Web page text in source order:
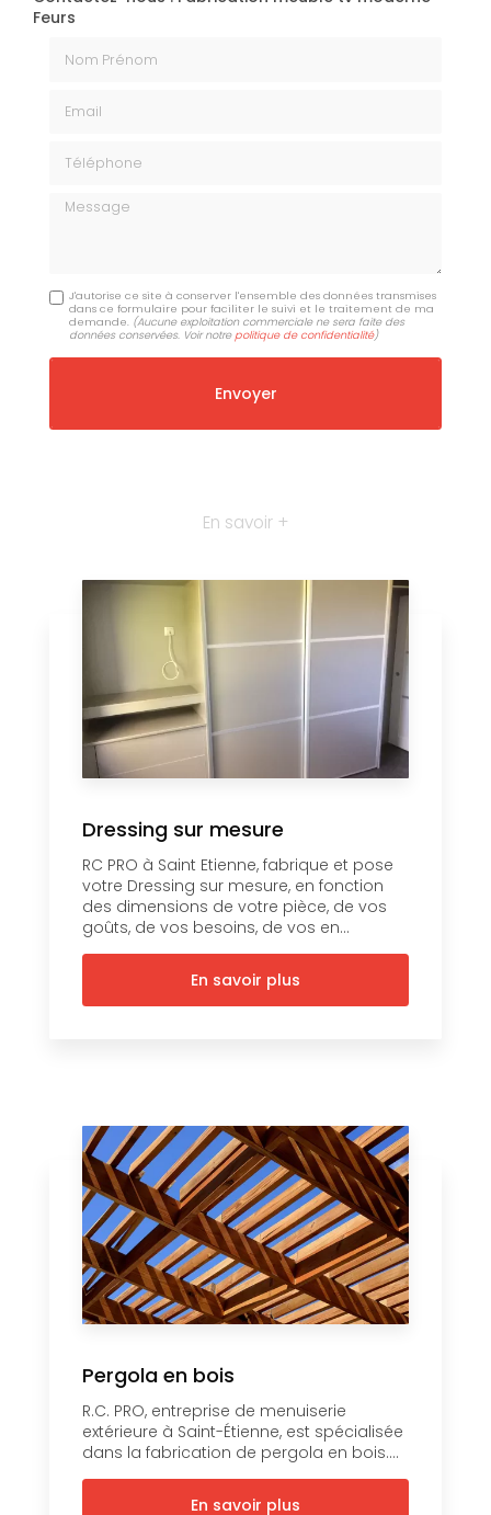
Feurs
Message
J'autorise ce site à conserver l'ensemble des données transmises
dans ce formulaire pour faciliter le suivi et le traitement de ma
demande. (Aucune exploitation commerciale ne sera faite des
données conservées. Voir notre politique de confidentialité)
En savoir +
Dressing sur mesure
RC PRO à Saint Etienne, fabrique et pose
votre Dressing sur mesure, en fonction
des dimensions de votre pièce, de vos
goûts, de vos besoins, de vos en...
En savoir plus
Pergola en bois
R.C. PRO, entreprise de menuiserie
extérieure à Saint-Étienne, est spécialisée
dans la fabrication de pergola en bois....
En savoir plus